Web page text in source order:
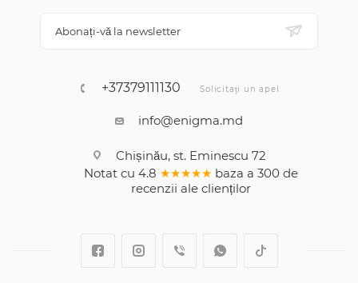
Abonați-vă la newsletter
+37379111130 Solicitați un apel
info@enigma.md
Chișinău, st. Eminescu 72
Notat cu 4.8 ★★★★★ baza a 300 de
recenzii ale clienților